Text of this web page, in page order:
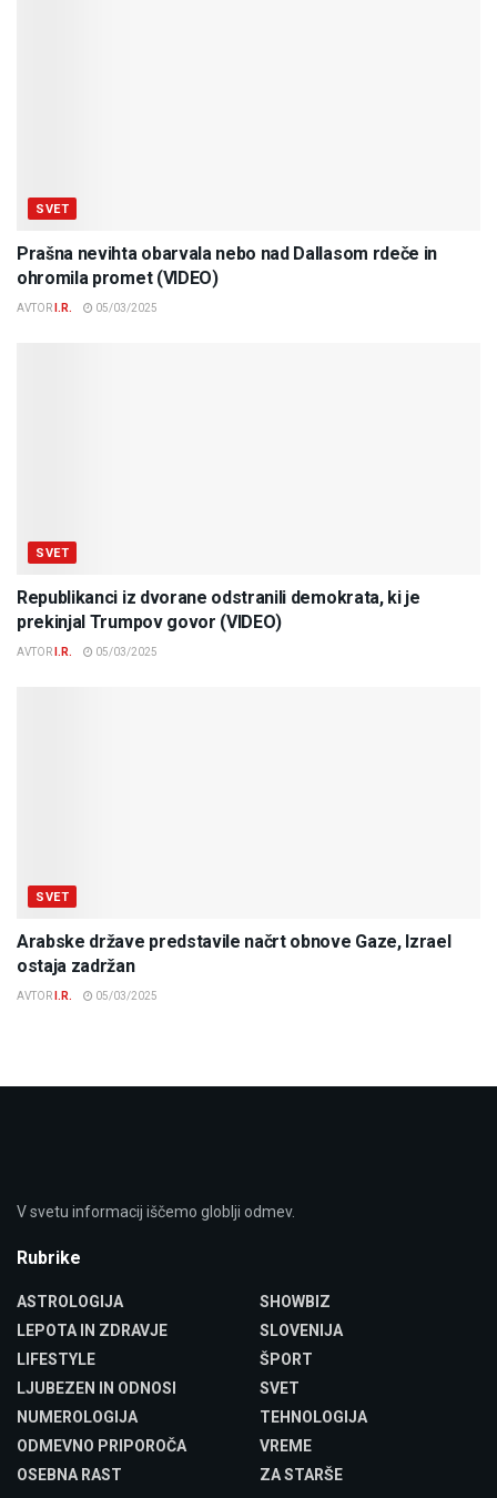
SVET
Prašna nevihta obarvala nebo nad Dallasom rdeče in
ohromila promet (VIDEO)
AVTOR I.R. 05/03/2025
SVET
Republikanci iz dvorane odstranili demokrata, ki je
prekinjal Trumpov govor (VIDEO)
AVTOR I.R. 05/03/2025
SVET
Arabske države predstavile načrt obnove Gaze, Izrael
ostaja zadržan
AVTOR I.R. 05/03/2025
V svetu informacij iščemo globlji odmev.
Rubrike
ASTROLOGIJA
LEPOTA IN ZDRAVJE
LIFESTYLE
LJUBEZEN IN ODNOSI
NUMEROLOGIJA
ODMEVNO PRIPOROČA
OSEBNA RAST
SHOWBIZ
SLOVENIJA
ŠPORT
SVET
TEHNOLOGIJA
VREME
ZA STARŠE